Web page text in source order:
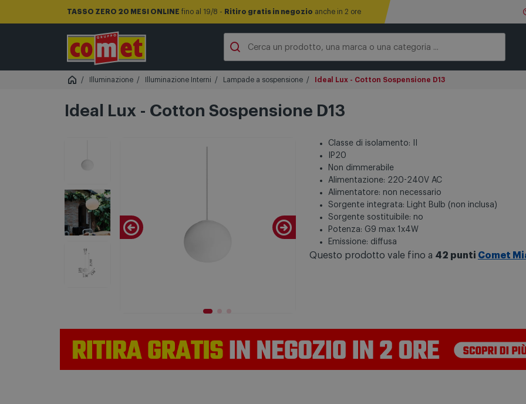
TASSO ZERO 20 MESI ONLINE fino al 19/8 - Ritiro gratis in negozio anche in 2 ore
Illuminazione Illuminazione Interni Lampade a sospensione Ideal Lux - Cotton Sospensione D13
Ideal Lux - Cotton Sospensione D13
Classe di isolamento: II
IP20
Non dimmerabile
Alimentazione: 220-240V AC
Alimentatore: non necessario
Sorgente integrata: Light Bulb (non inclusa)
Sorgente sostituibile: no
Potenza: G9 max 1x4W
Emissione: diffusa
Questo prodotto vale fino a 42 punti Comet